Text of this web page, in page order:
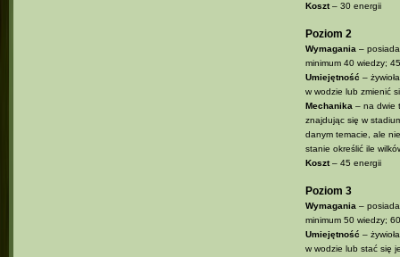
Koszt– 30 energii
Poziom 2
Wymagania–
minimum 40 wiedzy;
Umiejętność –
w wodzie lub zmienić
Mechanika– na dwie
znajdując się w
danym temacie, ale
stanie określić ile
Koszt– 45 energii
Poziom 3
Wymagania–
minimum 50 wiedzy;
Umiejętność –
w wodzie lub stać się